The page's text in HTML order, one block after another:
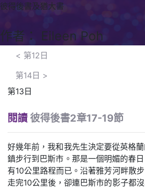
彼得後書及猶大書
作者： Eileen Poh
< 第12日
第14日 >
第13日
閱讀 彼得後書2章17-19節
好幾年前，我和我先生決定要從英格
鎮步行到巴斯市。那是一個明媚的春
有10公里路程而已。沿著雅芳河畔散
走完10公里後，卻連巴斯市的影子都